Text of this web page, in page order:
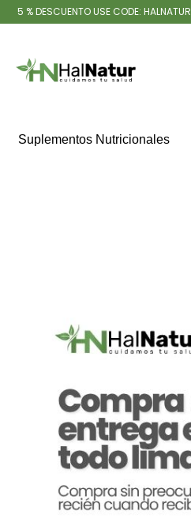
5 % DESCUENTO USE CODE: HALNATUR
Suplementos Nutricionales